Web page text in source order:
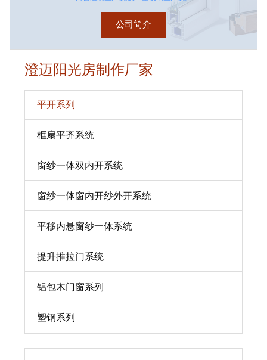
公司简介
澄迈阳光房制作厂家
平开系列
框扇平齐系统
窗纱一体双内开系统
窗纱一体窗内开纱外开系统
平移内悬窗纱一体系统
提升推拉门系统
铝包木门窗系列
塑钢系列